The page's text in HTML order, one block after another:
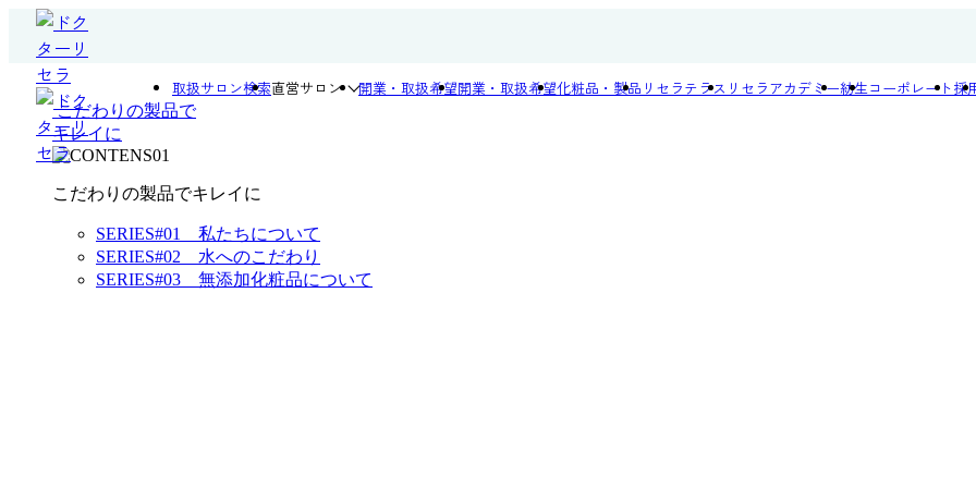
取扱サロン検索直営サロン 開業・取扱希望開業・取扱希望化粧品・製品 リセラテラス リセラアカデミー紡生コーポレート採
こだわりの製品で
キレイに
こだわりの製品でキレイに
SERIES#01 私たちについて
SERIES#02 水へのこだわり
SERIES#03 無添加化粧品について